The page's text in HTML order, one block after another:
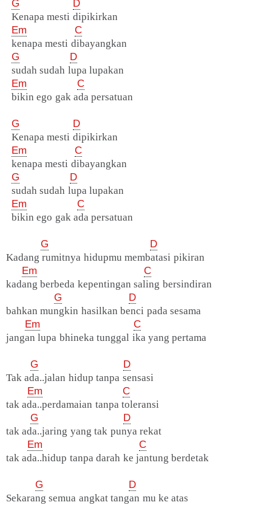
G
D
Kenapa mesti dipikirkan
Em
C
kenapa mesti dibayangkan
G
D
sudah sudah lupa lupakan
Em
C
bikin ego gak ada persatuan
G
D
Kenapa mesti dipikirkan
Em
C
kenapa mesti dibayangkan
G
D
sudah sudah lupa lupakan
Em
C
bikin ego gak ada persatuan
G
D
Kadang rumitnya hidupmu membatasi pikiran
Em
C
kadang berbeda kepentingan saling bersindiran
G
D
bahkan mungkin hasilkan benci pada sesama
Em
C
jangan lupa bhineka tunggal ika yang pertama
G
D
Tak ada..jalan hidup tanpa sensasi
Em
C
tak ada..perdamaian tanpa toleransi
G
D
tak ada..jaring yang tak punya rekat
Em
C
tak ada..hidup tanpa darah ke jantung berdetak
G
D
Sekarang semua angkat tangan mu ke atas